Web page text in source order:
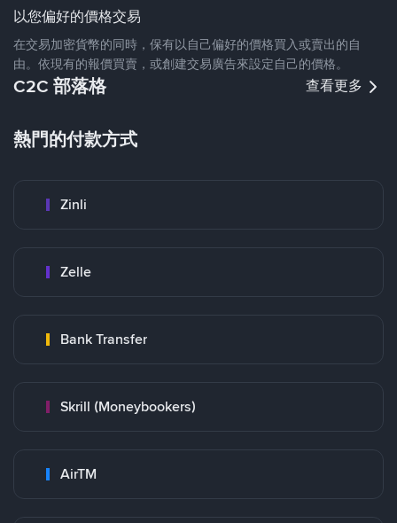
以您偏好的價格交易
在交易加密貨幣的同時，保有以自己偏好的價格買入或賣出的自
由。依現有的報價買賣，或創建交易廣告來設定自己的價格。
C2C 部落格 查看更多
熱門的付款方式
Zinli
Zelle
Bank Transfer
Skrill (Moneybookers)
AirTM